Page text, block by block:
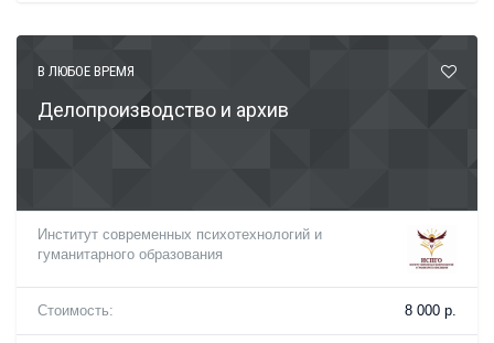
В ЛЮБОЕ ВРЕМЯ
Делопроизводство и архив
Институт современных психотехнологий и
гуманитарного образования
Стоимость: 8 000 р.